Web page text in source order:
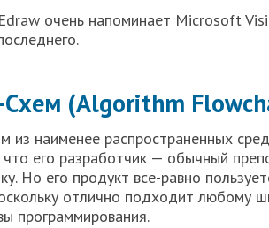
очень напоминает Microsoft
Схем (Algorithm
из наименее распространенных
его разработчик — обычный
Но его продукт все-равно
отлично подходит любому
программирования.